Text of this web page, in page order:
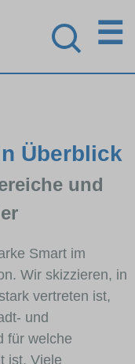
☰
Überblick
und
Smart im
Wir skizzieren, in
vertreten ist,
und
für welche
ist. Viele